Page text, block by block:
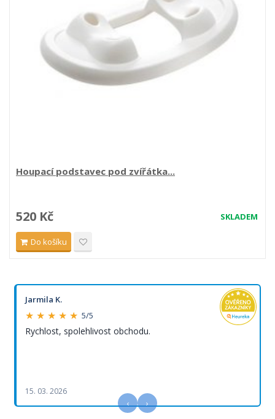
Houpací podstavec pod zvířátka...
SKLADEM
520 Kč
Do košíku
Jarmila K.
★ ★ ★ ★ ★ 5/5
Rychlost, spolehlivost obchodu.
15. 03. 2026
‹ ›